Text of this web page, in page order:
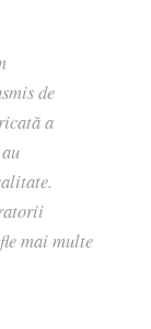
de
a
mai multe